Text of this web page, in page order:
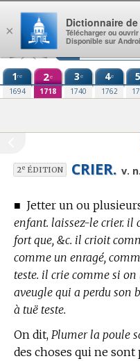
Aller au contenu
1re
1694
2e
1718
3e
1740
4e
1762
5
2eÉDITION CRIER. v. n.
■ Jetter un ou
enfant. laissez-le crier. il
fort que, &c. il crioit
comme un enragé,
teste. il crie comme si
aveugle qui a perdu son
à tuë teste.
On dit, Plumer la poule
des choses qui ne sont
×
Dictionnaire de
Télécharger ou
Disponible sur